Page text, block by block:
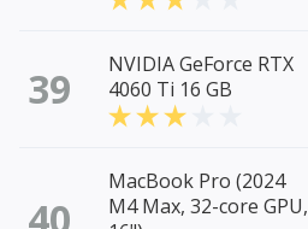
39
NVIDIA GeForce RTX
4060 Ti 16 GB
MacBook Pro (2024
M4 Max, 32-core GPU,